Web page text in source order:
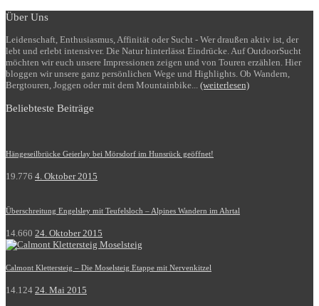
Über Uns
Leidenschaft, Enthusiasmus, Affinität oder Sucht - Wer draußen aktiv ist, der
lebt und erlebt intensiver. Die Natur hinterlässt Eindrücke. Auf OutdoorSucht
möchten wir euch unsere Impressionen zeigen und von Touren erzählen. Hier
bloggen wir unsere ganz persönlichen Wege und Highlights. Ob Wandern,
Bergtouren, Joggen oder mit dem Mountainbike... (weiterlesen)
Beliebteste Beiträge
Hängeseilbrücke Geierlay bei Mörsdorf im Hunsrück geöffnet!
19.776 4. Oktober 2015
Überschreitung Engelsley mit Teufelsloch – Alpines Wandern im Ahrtal
14.660 24. Oktober 2015
Calmont Klettersteig – Die Moselsteig Etappe mit Nervenkitzel
14.124 24. Mai 2015